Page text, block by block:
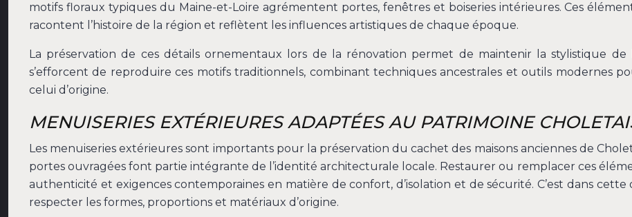
motifs floraux typiques du Maine-et-Loire agrémentent portes, fenêtres et boiseries intérieures. Ces
racontent l’histoire de la région et reflètent les influences artistiques de chaque époque.
La préservation de ces détails ornementaux lors de la rénovation permet de maintenir la stylistique de
s’efforcent de reproduire ces motifs traditionnels, combinant techniques ancestrales et outils modernes
celui d’origine.
MENUISERIES EXTÉRIEURES ADAPTÉES AU PATRIMOINE
Les menuiseries extérieures sont importants pour la préservation du cachet des maisons anciennes de
portes ouvragées font partie intégrante de l’identité architecturale locale. Restaurer ou remplacer ces
authenticité et exigences contemporaines en matière de confort, d’isolation et de sécurité. C’est dans
respecter les formes, proportions et matériaux d’origine.